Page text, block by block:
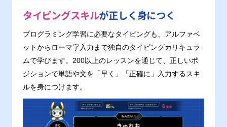
タイピングスキルが正しく身につく
プログラミング学習に必要なタイピングも、アルファベ
ットからローマ字入力まで独自のタイピングカリキュラ
ムで学びます。200以上のレッスンを通じて、正しいポ
ジションで単語や文を「早く」「正確に」入力するスキ
ルを身につけます。